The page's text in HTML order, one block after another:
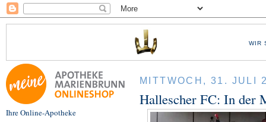
WIR
Ihre Online-Apotheke
MITTWOCH, 31. JULI
Hallescher FC: In der